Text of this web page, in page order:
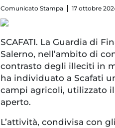
Comunicato Stampa 17 ottobre
SCAFATI. La Guardia di
Salerno, nell’ambito di
contrasto degli illeciti in
ha individuato a Scafati
campi agricoli, utilizzato
aperto.
L’attività, condivisa con